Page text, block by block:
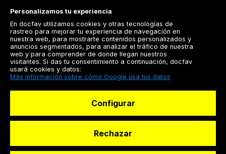
Registrarse
Docfav
Personalizamos tu experiencia
En docfav utilizamos cookies y otras tecnologías de
rastreo para mejorar tu experiencia de navegación en
nuestra web, para mostrarte contenidos personalizados y
anuncios segmentados, para analizar el tráfico de nuestra
web y para comprender de donde llegan nuestros
visitantes. Si das tu consentimiento a continuación, docfav
usará cookies y datos:
Más información sobre cómo Google usa tus datos
Configurar
Rechazar